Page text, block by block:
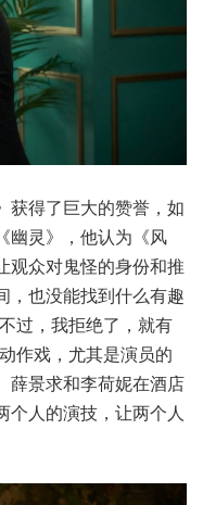
获得了巨大的赞誉，如
幽灵》，他认为《风
观众对鬼怪的身份和推
，也没能找到什么有趣
过，我拒绝了，就有
作戏，尤其是演员的
薛景求和李荷妮在酒店
个人的演技，让两个人